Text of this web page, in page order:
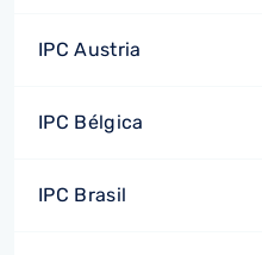
IPC Austria
IPC Bélgica
IPC Brasil